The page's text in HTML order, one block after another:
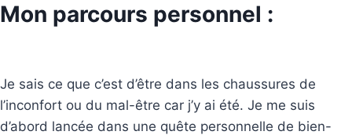
Mon parcours personnel :
Je sais ce que c’est d’être dans les chaussures de
l’inconfort ou du mal-être car j’y ai été. Je me suis
d’abord lancée dans une quête personnelle de bien-